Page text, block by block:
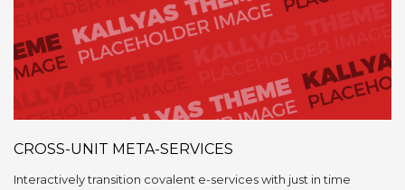
CROSS-UNIT META-SERVICES
Interactively transition covalent e-services with just in time